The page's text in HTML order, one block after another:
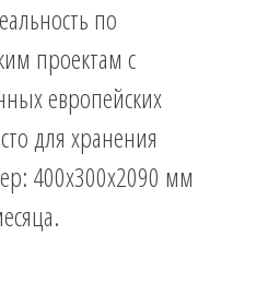
по
проектам с
европейских
для хранения
400х300х2090 мм